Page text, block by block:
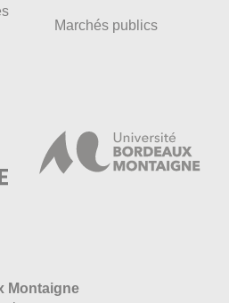
Marchés publics
Montaigne